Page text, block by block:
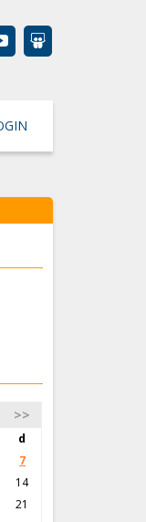
>>
d
7
14
21